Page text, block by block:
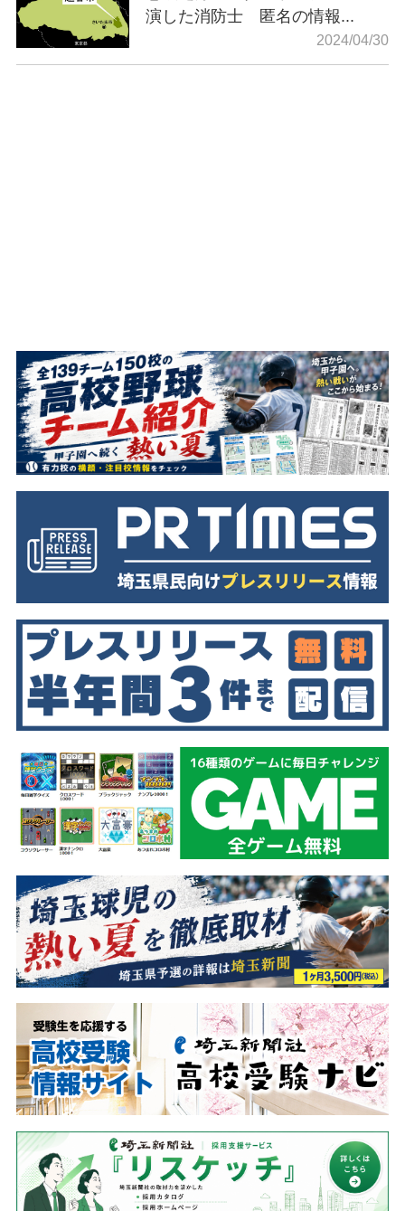
演した消防士 匿名の情報...
2024/04/30